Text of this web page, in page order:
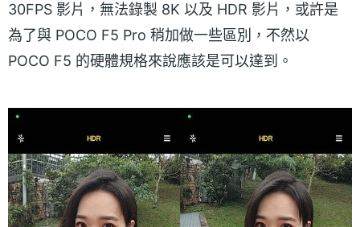
30FPS 影片，無法錄製 8K 以及 HDR 影片，或許是
為了與 POCO F5 Pro 稍加做一些區別，不然以
POCO F5 的硬體規格來說應該是可以達到。